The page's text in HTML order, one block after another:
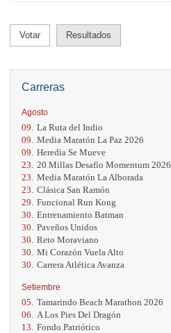
Carreras
Agosto
09. La Ruta del Indio
09. Media Maratón La Paz 2026
09. Heredia Se Mueve
23. 20 Millas Desafío Momentum 2026
23. Media Maratón La Alborada
23. Clásica San Ramón
29. Funcional Run Kong
30. Entrenamiento Batman
30. Paveños Unidos
30. Reto Moraviano
30. Mi Corazón Vuela Alto
30. Carrera Atlética Avanza
Setiembre
05. Tamarindo Beach Marathon 2026
06.
A Los Pies Del Dragón
13. Fondo Patriótico
Votar Resultados